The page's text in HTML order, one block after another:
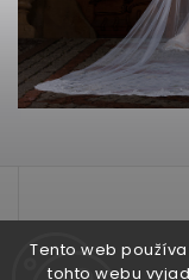
Tento web
tohto webu